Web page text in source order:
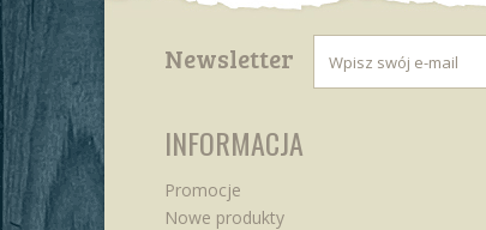
Newsletter
INFORMACJA
Promocje
Nowe produkty